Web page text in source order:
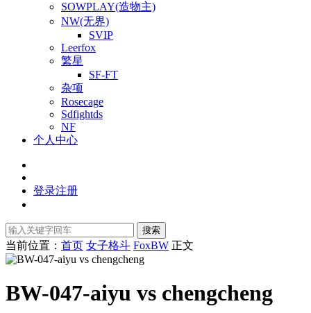
SOWPLAY(造物主)
NW(无界)
SVIP
Leerfox
繁星
SF-FT
杂项
Rosecage
Sdfightds
NF
个人中心
登录注册
搜索
当前位置： 首页 女子格斗 FoxBW 正文
BW-047-aiyu vs chengcheng